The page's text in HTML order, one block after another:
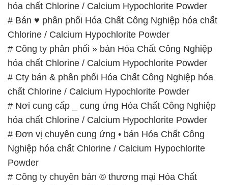
hóa chất Chlorine / Calcium Hypochlorite Powder
# Bán ♥ phân phối Hóa Chất Công Nghiệp hóa chất
Chlorine / Calcium Hypochlorite Powder
# Công ty phân phối » bán Hóa Chất Công Nghiệp
hóa chất Chlorine / Calcium Hypochlorite Powder
# Cty bán & phân phối Hóa Chất Công Nghiệp hóa
chất Chlorine / Calcium Hypochlorite Powder
# Nơi cung cấp _ cung ứng Hóa Chất Công Nghiệp
hóa chất Chlorine / Calcium Hypochlorite Powder
# Đơn vị chuyên cung ứng • bán Hóa Chất Công
Nghiệp hóa chất Chlorine / Calcium Hypochlorite
Powder
# Công ty chuyên bán © thương mại Hóa Chất